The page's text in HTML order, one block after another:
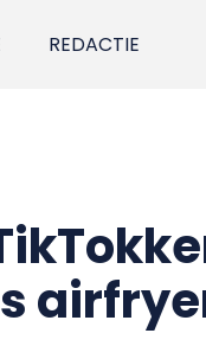
REDACTIE